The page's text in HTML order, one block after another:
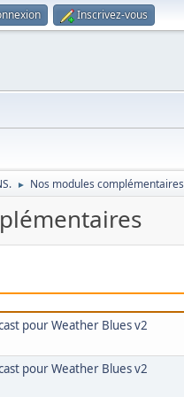
Inscrivez-vous
► Nos modules complémentaires
pour Weather Blues v2
pour Weather Blues v2